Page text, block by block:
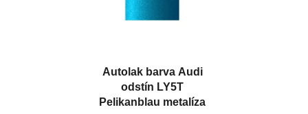
Autolak barva Audi
odstín LY5T
Pelikanblau metalíza